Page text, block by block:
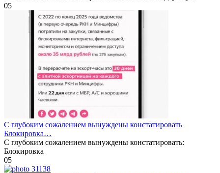
05
С глубоким сожалением вынуждены констатировать
Блокировка…
С глубоким сожалением вынуждены констатировать:
Блокировка
05